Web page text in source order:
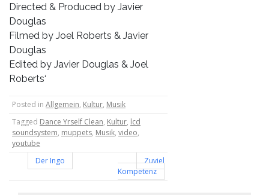
Directed & Produced by Javier
Douglas
Filmed by Joel Roberts & Javier
Douglas
Edited by Javier Douglas & Joel
Roberts‘
Posted in Allgemein, Kultur, Musik
Tagged Dance Yrself Clean, Kultur, lcd
soundsystem, muppets, Musik, video,
youtube
Beitragsnavigation
Der Ingo
Zuviel
Kompetenz